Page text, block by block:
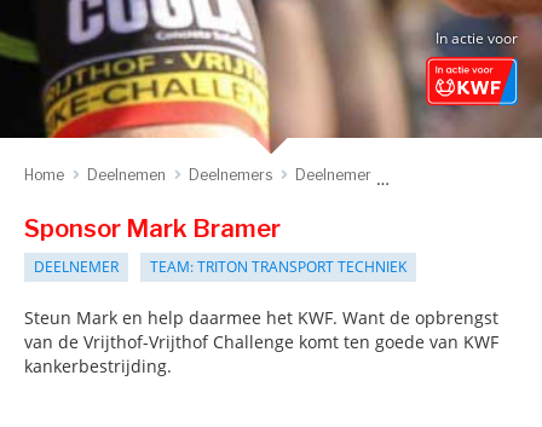
In actie voor
Home Deelnemen Deelnemers Deelnemer
Sponsor Mark Bramer
DEELNEMER TEAM: TRITON TRANSPORT TECHNIEK
Steun Mark en help daarmee het KWF. Want de opbrengst
van de Vrijthof-Vrijthof Challenge komt ten goede van KWF
kankerbestrijding.